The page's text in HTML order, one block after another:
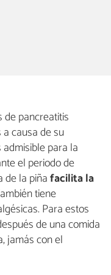
de pancreatitis
causa de su
para la
el periodo de
de la piñafacilita la
tiene
Para estos
de una comida
jamás con el